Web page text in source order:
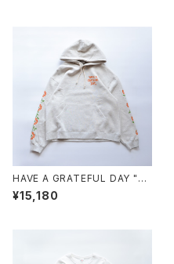
HAVE A GRATEFUL DAY "H
OODIE SWEATSHIRT -SF G
RASS"
¥15,180